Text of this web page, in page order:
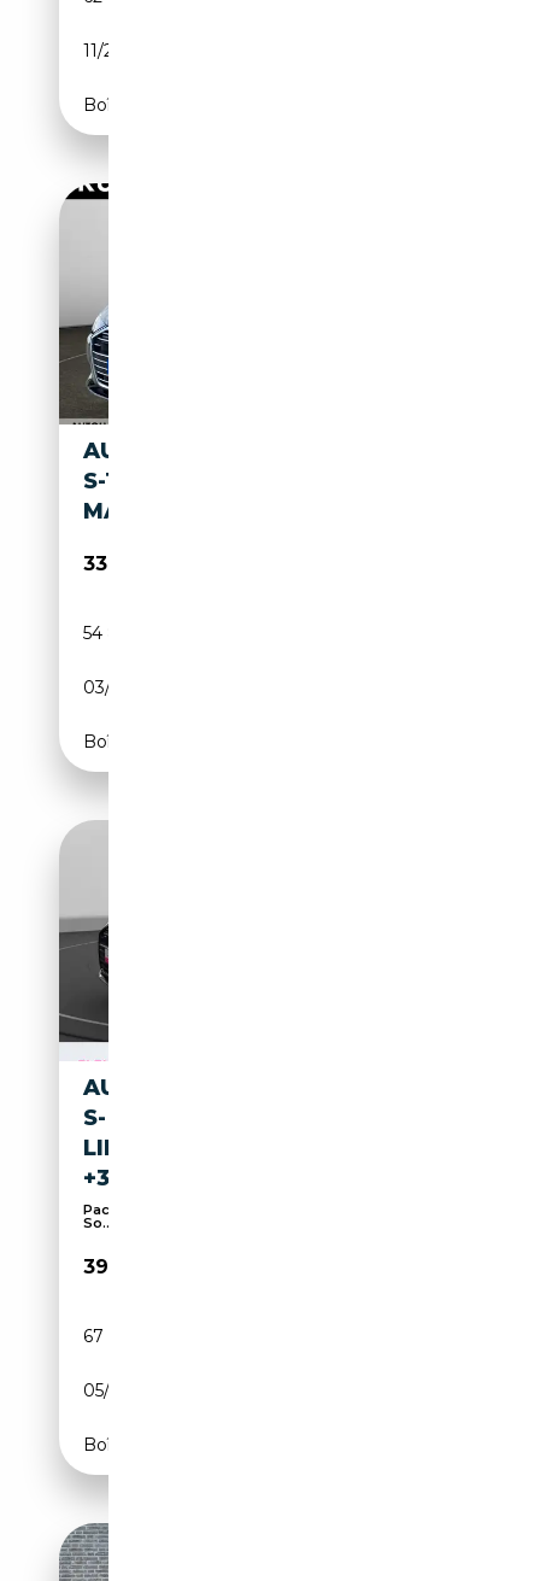
11/2022
Boîte automatique
AUDI A6 LIMOUSINE 50 TFSIE
S-TRONIC QUATTRO
MATRIX*Q*APP*A
33 160€
54 800 km
03/2023
Boîte automatique
AUDI A6 AVANT 55 TFSI E QU.
S-
LINE+MATRIX+AHK+PANO+20''
+36
Pack Sport, Éclairage d'ambiance, Sièges sport,
So...
39 880€
67 817 km
05/2023
Boîte automatique